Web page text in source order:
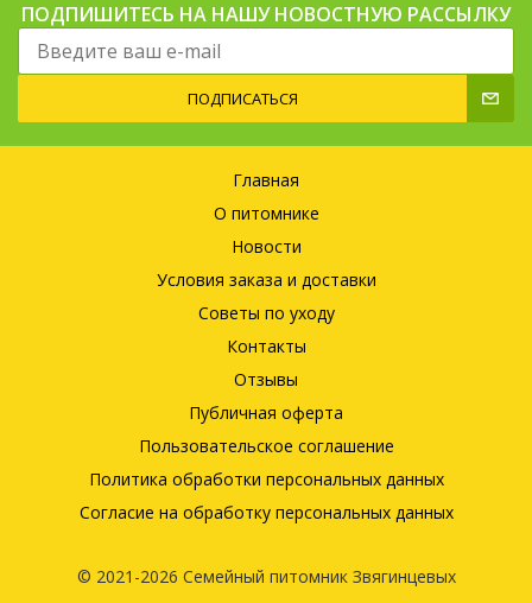
ПОДПИШИТЕСЬ НА НАШУ НОВОСТНУЮ РАССЫЛКУ
ПОДПИСАТЬСЯ
Главная
О питомнике
Новости
Условия заказа и доставки
Советы по уходу
Контакты
Отзывы
Публичная оферта
Пользовательское соглашение
Политика обработки персональных данных
Согласие на обработку персональных данных
© 2021-2026 Семейный питомник Звягинцевых